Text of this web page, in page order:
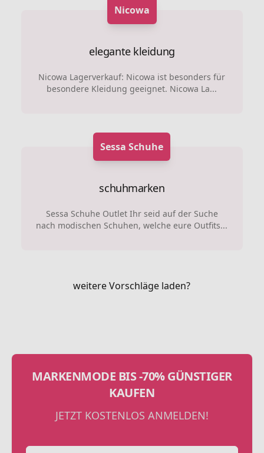
Nicowa
elegante kleidung
Nicowa Lagerverkauf: Nicowa ist besonders für
besondere Kleidung geeignet. Nicowa La...
Sessa Schuhe
schuhmarken
Sessa Schuhe Outlet Ihr seid auf der Suche
nach modischen Schuhen, welche eure Outfits...
weitere Vorschläge laden?
MARKENMODE BIS -70% GÜNSTIGER
KAUFEN
JETZT KOSTENLOS ANMELDEN!